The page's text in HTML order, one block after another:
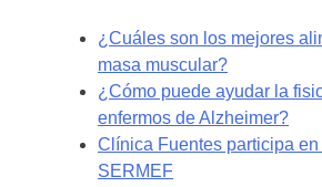
¿Cuáles son los mejores
masa muscular?
¿Cómo puede ayudar la
enfermos de Alzheimer?
Clínica Fuentes participa
SERMEF